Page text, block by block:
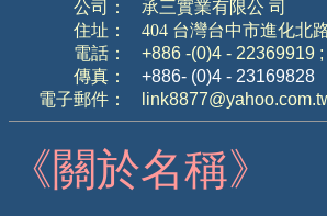
公司 ：
承三實業有限公 司
住址 ：
404 台灣台中市進化北
電話 ：
+886 -(0)4 - 22369919
傳真 ：
+886- (0)4 - 23169828
電子郵件 ：
《關於名稱》